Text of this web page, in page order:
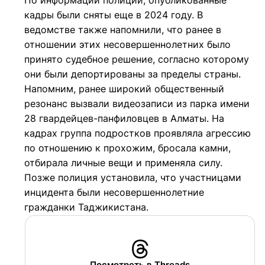
кадры были сняты еще в 2024 году. В
ведомстве также напомнили, что ранее в
отношении этих несовершеннолетних было
принято судебное решение, согласно которому
они были депортированы за пределы страны.
Напомним, ранее широкий общественный
резонанс вызвали видеозаписи из парка имени
28 гвардейцев-панфиловцев в Алматы. На
кадрах группа подростков проявляла агрессию
по отношению к прохожим, бросала камни,
отбирала личные вещи и применяла силу.
Позже полиция установила, что участницами
инцидента были несовершеннолетние
гражданки Таджикистана.